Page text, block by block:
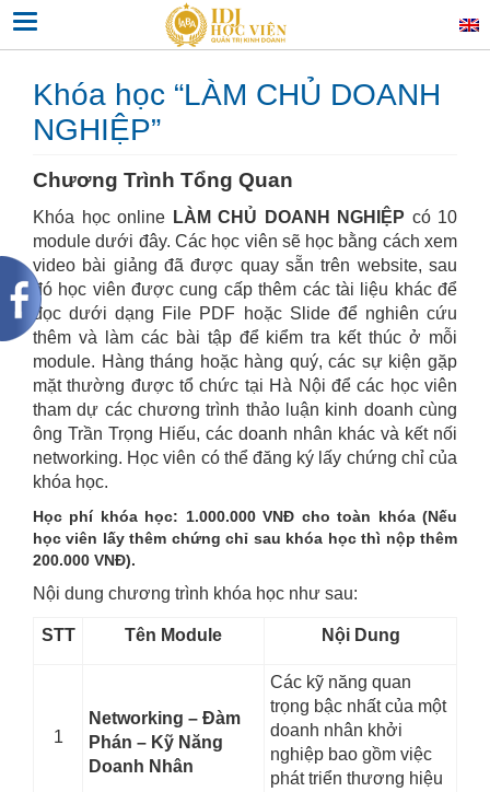
Skip
content
Toggle navigation
Khóa học “LÀM CHỦ DOANH
NGHIỆP”
Chương Trình Tổng Quan
Khóa học online LÀM CHỦ DOANH NGHIỆP có 10
module dưới đây. Các học viên sẽ học bằng cách xem
video bài giảng đã được quay sẵn trên website, sau
đó học viên được cung cấp thêm các tài liệu khác để
đọc dưới dạng File PDF hoặc Slide để nghiên cứu
thêm và làm các bài tập để kiểm tra kết thúc ở mỗi
module. Hàng tháng hoặc hàng quý, các sự kiện gặp
mặt thường được tổ chức tại Hà Nội để các học viên
tham dự các chương trình thảo luận kinh doanh cùng
ông Trần Trọng Hiếu, các doanh nhân khác và kết nối
networking. Học viên có thể đăng ký lấy chứng chỉ của
khóa học.
Học phí khóa học: 1.000.000 VNĐ cho toàn khóa (Nếu
học viên lấy thêm chứng chỉ sau khóa học thì nộp thêm
200.000 VNĐ).
Nội dung chương trình khóa học như sau:
STT Tên Module Nội Dung
1
Networking – Đàm
Phán – Kỹ Năng
Doanh Nhân
Các kỹ năng quan
trọng bậc nhất của một
doanh nhân khởi
nghiệp bao gồm việc
phát triển thương hiệu